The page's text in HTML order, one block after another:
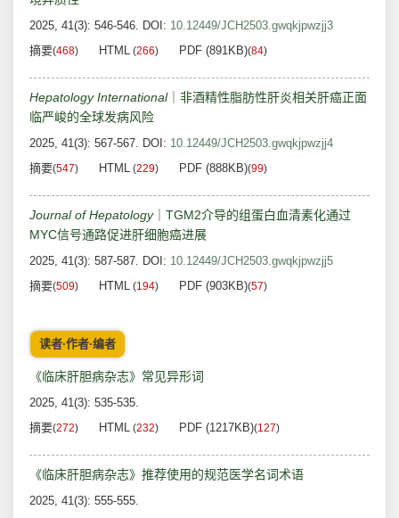
2025, 41(3): 546-546. DOI: 10.12449/JCH2503.gwqkjpwzjj3
摘要(468) HTML (266) PDF (891KB)(84)
Hepatology International｜非酒精性脂肪性肝炎相关肝癌正面
临严峻的全球发病风险
2025, 41(3): 567-567. DOI: 10.12449/JCH2503.gwqkjpwzjj4
摘要(547) HTML (229) PDF (888KB)(99)
Journal of Hepatology｜TGM2介导的组蛋白血清素化通过
MYC信号通路促进肝细胞癌进展
2025, 41(3): 587-587. DOI: 10.12449/JCH2503.gwqkjpwzjj5
摘要(509) HTML (194) PDF (903KB)(57)
读者·作者·编者
《临床肝胆病杂志》常见异形词
2025, 41(3): 535-535.
摘要(272) HTML (232) PDF (1217KB)(127)
《临床肝胆病杂志》推荐使用的规范医学名词术语
2025, 41(3): 555-555.